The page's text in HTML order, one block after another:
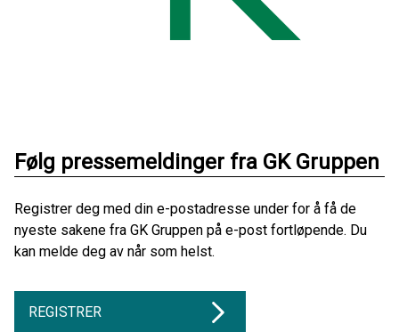
Følg pressemeldinger fra GK Gruppen
Registrer deg med din e-postadresse under for å få de
nyeste sakene fra GK Gruppen på e-post fortløpende. Du
kan melde deg av når som helst.
REGISTRER